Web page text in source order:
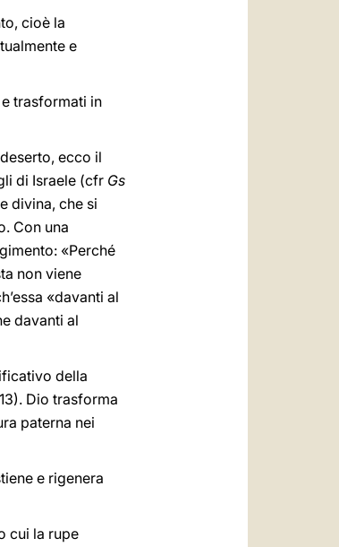
cioè la
e
trasformati in
ecco il
di Israele (cfr Gs
divina, che si
Con una
«Perché
non viene
«davanti al
davanti al
della
Dio trasforma
paterna nei
e rigenera
cui la rupe